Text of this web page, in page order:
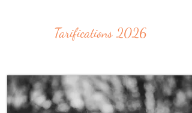
Tarifications 2026